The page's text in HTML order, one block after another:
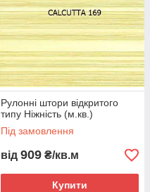
Рулонні штори відкритого
типу Ніжність (м.кв.)
Під замовлення
від 909 ₴/кв.м
Купити